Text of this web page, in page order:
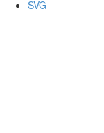
SVG